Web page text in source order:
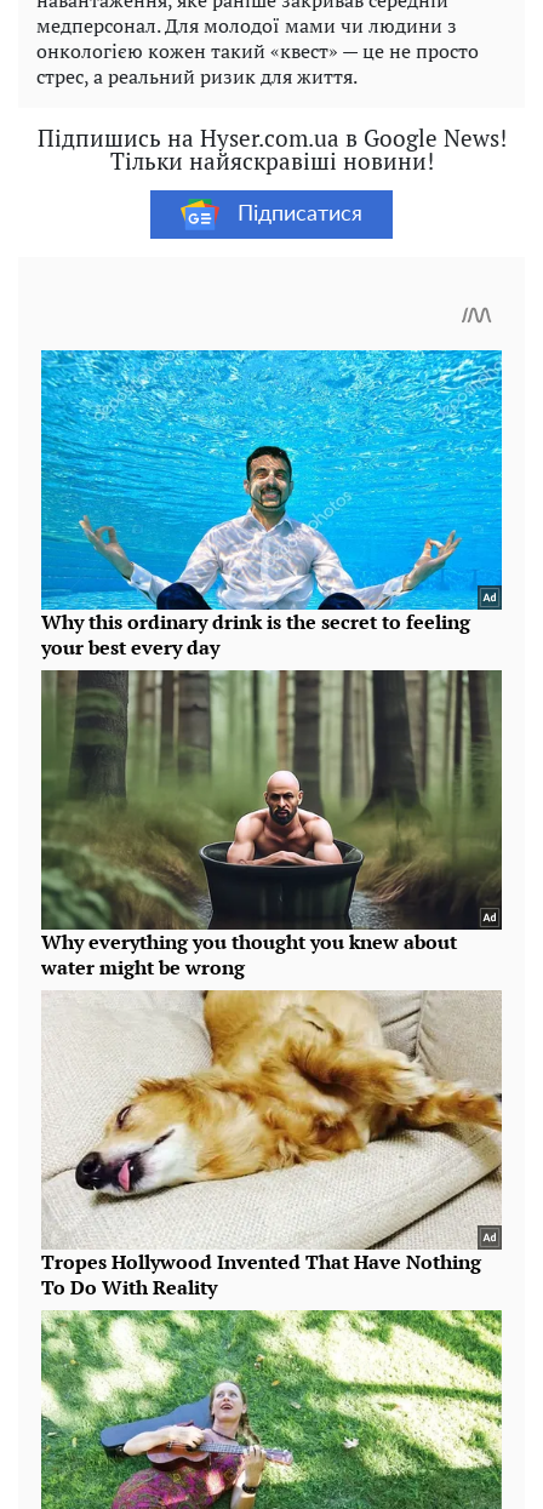
медперсонал. Для молодої мами чи людини з
онкологією кожен такий «квест» — це не просто
стрес, а реальний ризик для життя.
Підпишись на Hyser.com.ua в Google News!
Тільки найяскравіші новини!
Підписатися